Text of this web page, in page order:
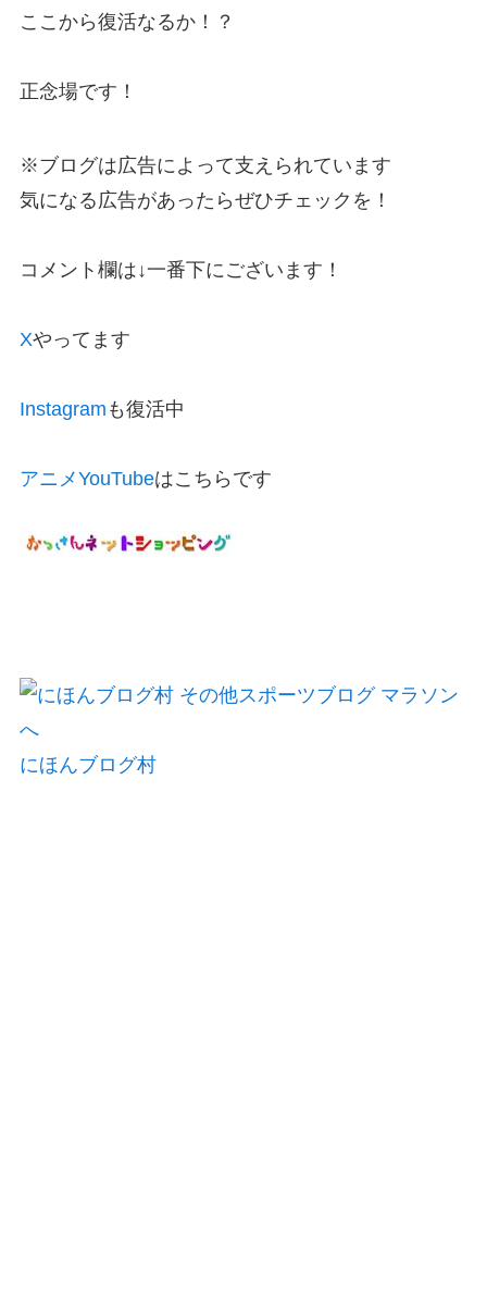
ここから復活なるか！？
正念場です！
※ブログは広告によって支えられています
気になる広告があったらぜひチェックを！
コメント欄は↓一番下にございます！
Xやってます
Instagram も復活中
アニメYouTubeはこちらです
にほんブログ村